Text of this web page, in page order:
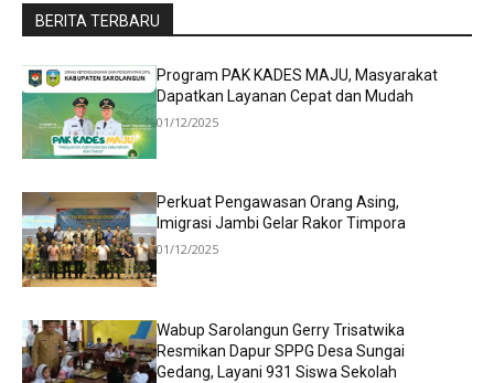
BERITA TERBARU
Program PAK KADES MAJU, Masyarakat
Dapatkan Layanan Cepat dan Mudah
01/12/2025
Perkuat Pengawasan Orang Asing,
Imigrasi Jambi Gelar Rakor Timpora
01/12/2025
Wabup Sarolangun Gerry Trisatwika
Resmikan Dapur SPPG Desa Sungai
Gedang, Layani 931 Siswa Sekolah